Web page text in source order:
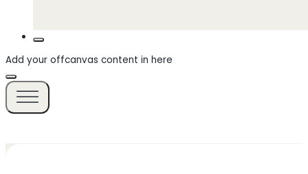
Add your offcanvas content in here